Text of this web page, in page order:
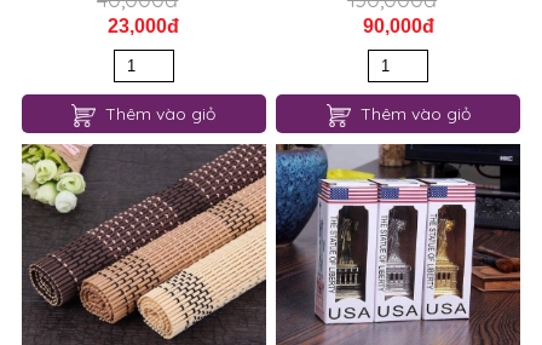
23,000đ
Thêm vào giỏ
90,000đ
Thêm vào giỏ